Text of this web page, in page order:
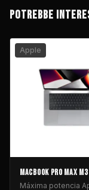
POTREBBE
Apple
MACBOOK PRO MAX M3
Máxima potencia